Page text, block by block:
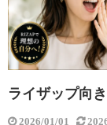
ライザップ向
2026/01/01